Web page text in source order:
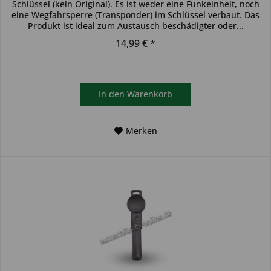
Schlüssel (kein Original). Es ist weder eine Funkeinheit, noch
eine Wegfahrsperre (Transponder) im Schlüssel verbaut. Das
Produkt ist ideal zum Austausch beschädigter oder...
14,99 € *
In den Warenkorb
Merken